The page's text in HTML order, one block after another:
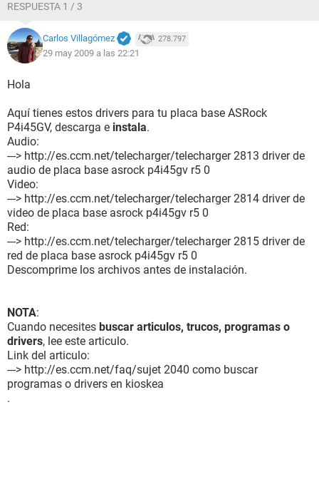
--------[ Resumen ]------------------------------------------------------------------------------
Ordenador:
Sistema operativo Microsoft Windows XP Professional
Service Pack del Sistema Operativo Service Pack 2
Nombre del sistema DESKTOP
Nombre de usuario Administrador
Placa base:
Tipo de procesador Intel Pentium 4, 2800 MHz (21 x 133)
Nombre de la Placa Base ASRock P4i45GV
Chipset de la Placa Base Intel Brookdale-G i845GEV
Memoria del Sistema 759 MB (DDR SDRAM)
Tipo de BIOS AMI (06/01/04)
Puerto de comunicación Puerto de comunicaciones (COM1)
Puerto de comunicación Puerto de impresora ECP (LPT1)
Controller (64 MB)
Acelerador 3D Intel Extreme Graphics
Monitor Monitor Plug and Play [NoDB] (34400677)
Multimedia:
Tarjeta de sonido Intel 82801DB ICH4 - AC'97 Audio
Controller [B-0]
RESPUESTA 1 / 3
Carlos Villagómez 278.797
29 may 2009 a las 22:21
Hola
Aquí tienes estos drivers para tu placa base ASRock
P4i45GV, descarga e instala.
Audio:
---> http://es.ccm.net/telecharger/telecharger 2813 driver de
audio de placa base asrock p4i45gv r5 0
Video:
---> http://es.ccm.net/telecharger/telecharger 2814 driver de
video de placa base asrock p4i45gv r5 0
Red:
---> http://es.ccm.net/telecharger/telecharger 2815 driver de
red de placa base asrock p4i45gv r5 0
Descomprime los archivos antes de instalación.
NOTA:
Cuando necesites buscar articulos, trucos, programas o
drivers, lee este articulo.
Link del articulo:
---> http://es.ccm.net/faq/sujet 2040 como buscar
programas o drivers en kioskea
.